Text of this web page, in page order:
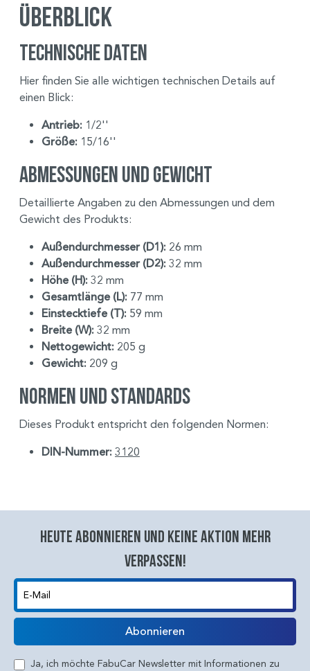
Überblick
Technische Daten
Hier finden Sie alle wichtigen technischen Details auf
einen Blick:
Antrieb: 1/2''
Größe: 15/16''
Abmessungen und Gewicht
Detaillierte Angaben zu den Abmessungen und dem
Gewicht des Produkts:
Außendurchmesser (D1): 26 mm
Außendurchmesser (D2): 32 mm
Höhe (H): 32 mm
Gesamtlänge (L): 77 mm
Einstecktiefe (T): 59 mm
Breite (W): 32 mm
Nettogewicht: 205 g
Gewicht: 209 g
Normen und Standards
Dieses Produkt entspricht den folgenden Normen:
DIN-Nummer: 3120
Heute abonnieren und keine aktion mehr
verpassen!
E-Mail
Abonnieren
Ja, ich möchte FabuCar Newsletter mit Informationen zu